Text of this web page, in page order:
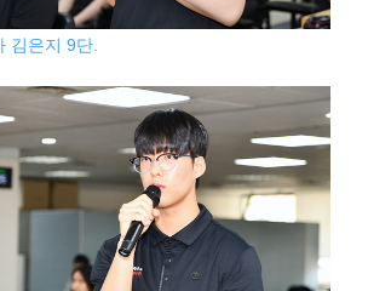
김은지 9단.